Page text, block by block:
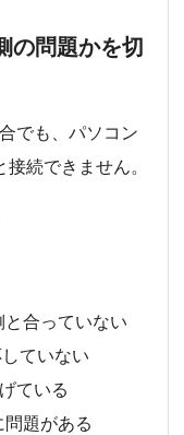
の問題かを切
でも、パソコン
続できません。
合っていない
ていない
ている
題がある